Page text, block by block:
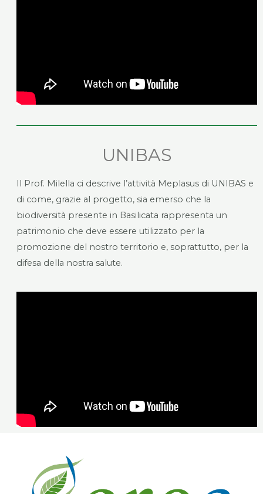
UNIBAS
Il Prof. Milella ci descrive l’attività Meplasus di UNIBAS e
di come, grazie al progetto, sia emerso che la
biodiversità presente in Basilicata rappresenta un
patrimonio che deve essere utilizzato per la
promozione del nostro territorio e, soprattutto, per la
difesa della nostra salute.